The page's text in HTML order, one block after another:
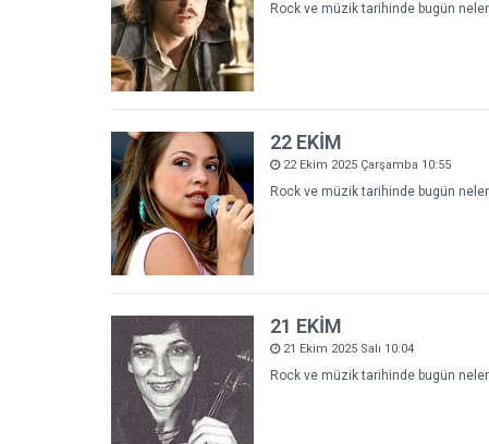
Rock ve müzik tarihinde bugün
22 EKİM
22 Ekim 2025 Çarşamba 10:55
Rock ve müzik tarihinde bugün
21 EKİM
21 Ekim 2025 Salı 10:04
Rock ve müzik tarihinde bugün